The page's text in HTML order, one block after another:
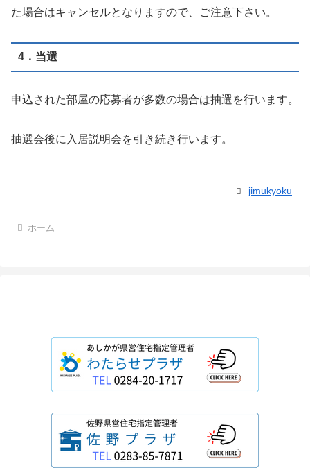
た場合はキャンセルとなりますので、ご注意下さい。
4．当選
申込された部屋の応募者が多数の場合は抽選を行います。
抽選会後に入居説明会を引き続き行います。
jimukyoku
ホーム